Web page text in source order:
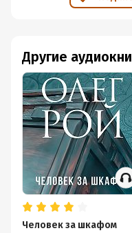
Другие
Человек за шкафом